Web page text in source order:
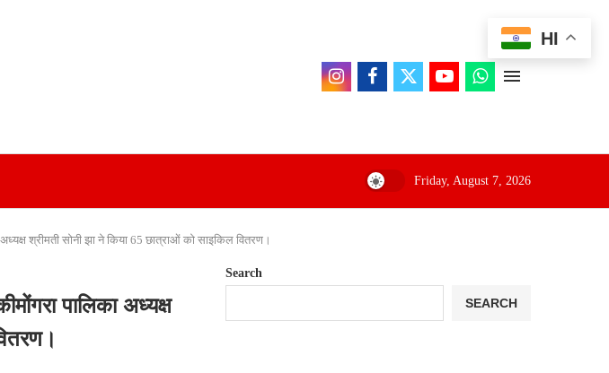
Friday, August 7, 2026
श्रीमती सोनी झा ने किया 65 छात्राओं को साइकिल वितरण।
पालिका अध्यक्ष
Search
SEARCH
HI